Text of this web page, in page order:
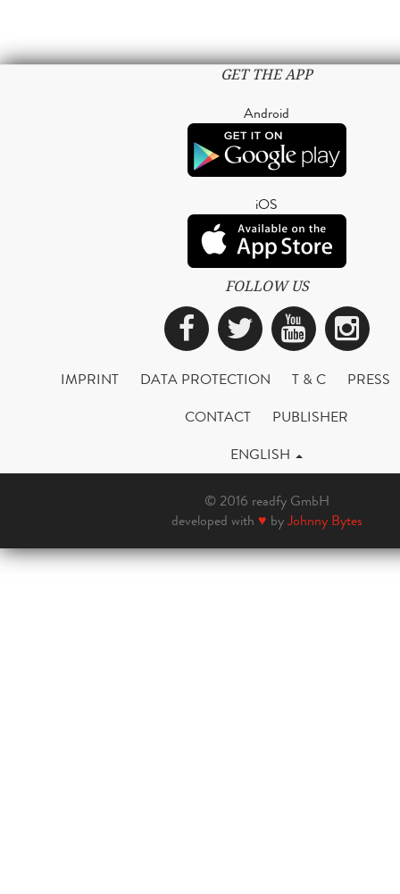
GET THE APP
Android
iOS
FOLLOW US
Facebook
Twitter
IMPRINT DATA PROTECTION T & C
PRESS
CONTACT
PUBLISHER
ENGLISH
© 2016 readfy GmbH
developed with ♥ byJohnny Bytes